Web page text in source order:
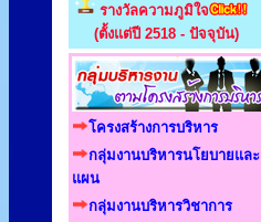
รางวัลความภูมิใจ
(ตั้งแต่ปี 2518 - ปัจจุบัน)
โครงสร้างการบริหาร
กลุ่มงานบริหารนโยบายและ
แผน
กลุ่มงานบริหารวิชาการ